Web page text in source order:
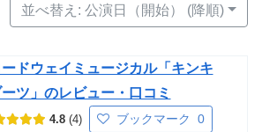
並べ替え: 公演日（開始） (降順)
ドウェイミュージカル「キンキ
ツ」のレビュー・口コミ
4.8 4 ブックマーク 0